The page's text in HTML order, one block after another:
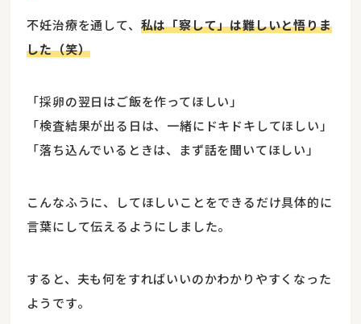
不妊治療を通して、 私は「察して」は難しいと悟りま
した（笑）
「採卵の翌日はご飯を作ってほしい」
「検査結果が出る日は、一緒にドキドキしてほしい」
「落ち込んでいるときは、まず話を聞いてほしい」
こんなふうに、してほしいことをできるだけ具体的に
言葉にして伝えるようにしました。
すると、夫も何をすればいいのかわかりやすくなった
ようです。